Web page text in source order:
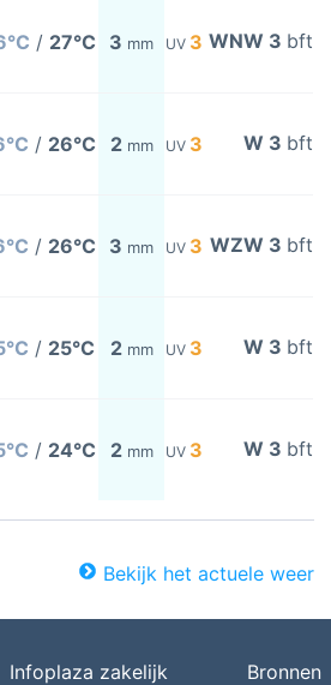
/ 27°C 3 mm UV 3 WNW 3 bft
/ 26°C 2 mm UV 3 W 3 bft
/ 26°C 3 mm UV 3 WZW 3 bft
/ 25°C 2 mm UV 3 W 3 bft
/ 24°C 2 mm UV 3 W 3 bft
Bekijk het actuele weer
Infoplaza zakelijk
Bronnen